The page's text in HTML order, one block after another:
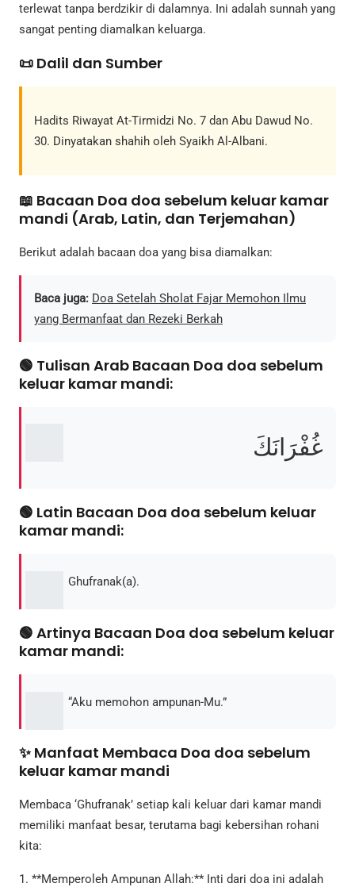
terlewat tanpa berdzikir di dalamnya. Ini adalah sunnah yang
sangat penting diamalkan keluarga.
📜 Dalil dan Sumber
Hadits Riwayat At-Tirmidzi No. 7 dan Abu Dawud No.
30. Dinyatakan shahih oleh Syaikh Al-Albani.
📖 Bacaan Doa doa sebelum keluar kamar
mandi (Arab, Latin, dan Terjemahan)
Berikut adalah bacaan doa yang bisa diamalkan:
Baca juga: Doa Setelah Sholat Fajar Memohon Ilmu
yang Bermanfaat dan Rezeki Berkah
🟢 Tulisan Arab Bacaan Doa doa sebelum
keluar kamar mandi:
غُفْرَانَكَ
🟢 Latin Bacaan Doa doa sebelum keluar
kamar mandi:
Ghufranak(a).
🟢 Artinya Bacaan Doa doa sebelum keluar
kamar mandi:
“Aku memohon ampunan-Mu.”
✨ Manfaat Membaca Doa doa sebelum
keluar kamar mandi
Membaca ‘Ghufranak’ setiap kali keluar dari kamar mandi
memiliki manfaat besar, terutama bagi kebersihan rohani
kita:
1. **Memperoleh Ampunan Allah:** Inti dari doa ini adalah